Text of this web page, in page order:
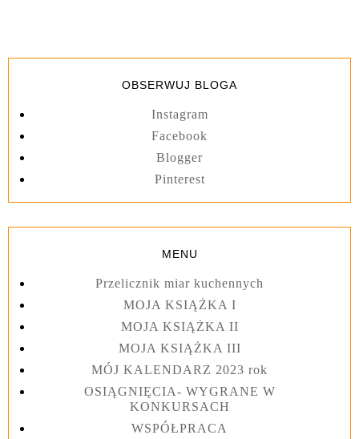
OBSERWUJ BLOGA
Instagram
Facebook
Blogger
Pinterest
MENU
Przelicznik miar kuchennych
MOJA KSIĄŻKA I
MOJA KSIĄŻKA II
MOJA KSIĄŻKA III
MÓJ KALENDARZ 2023 rok
OSIĄGNIĘCIA- WYGRANE W
KONKURSACH
WSPÓŁPRACA